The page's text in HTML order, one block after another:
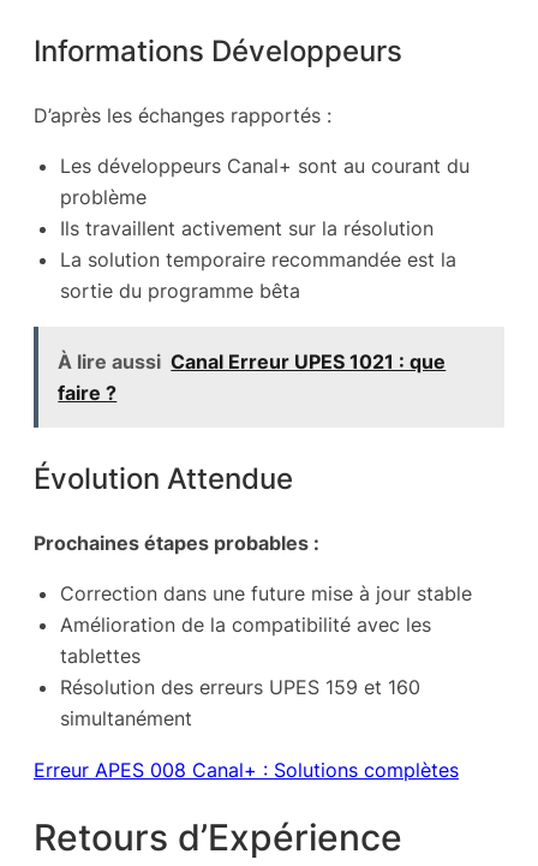
Informations Développeurs
D’après les échanges rapportés :
Les développeurs Canal+ sont au courant du
problème
Ils travaillent activement sur la résolution
La solution temporaire recommandée est la
sortie du programme bêta
À lire aussi Canal Erreur UPES 1021 : que
faire ?
Évolution Attendue
Prochaines étapes probables :
Correction dans une future mise à jour stable
Amélioration de la compatibilité avec les
tablettes
Résolution des erreurs UPES 159 et 160
simultanément
Erreur APES 008 Canal+ : Solutions complètes
Retours d’Expérience